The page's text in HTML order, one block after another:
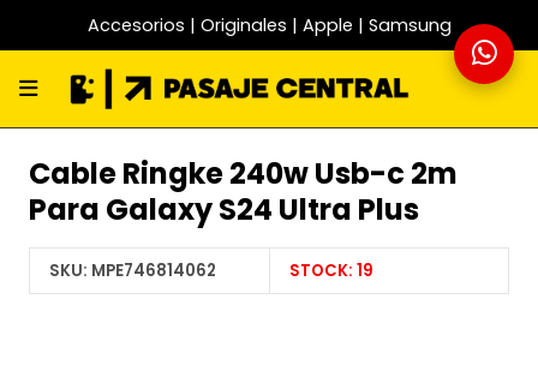
Accesorios | Originales | Apple | Samsung
Cable Ringke 240w Usb-c 2m
Para Galaxy S24 Ultra Plus
SKU: MPE746814062 STOCK: 19